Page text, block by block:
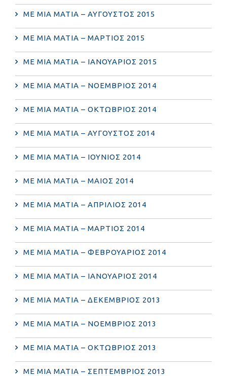
ΜΕ ΜΙΑ ΜΑΤΙΑ – ΑΥΓΟΥΣΤΟΣ 2015
ΜΕ ΜΙΑ ΜΑΤΙΑ – ΜΑΡΤΙΟΣ 2015
ΜΕ ΜΙΑ ΜΑΤΙΑ – ΙΑΝΟΥΑΡΙΟΣ 2015
ΜΕ ΜΙΑ ΜΑΤΙΑ – ΝΟΕΜΒΡΙΟΣ 2014
ΜΕ ΜΙΑ ΜΑΤΙΑ – ΟΚΤΩΒΡΙΟΣ 2014
ΜΕ ΜΙΑ ΜΑΤΙΑ – ΑΥΓΟΥΣΤΟΣ 2014
ΜΕ ΜΙΑ ΜΑΤΙΑ – ΙΟΥΝΙΟΣ 2014
ΜΕ ΜΙΑ ΜΑΤΙΑ – ΜΑΙΟΣ 2014
ΜΕ ΜΙΑ ΜΑΤΙΑ – ΑΠΡΙΛΙΟΣ 2014
ΜΕ ΜΙΑ ΜΑΤΙΑ – ΜΑΡΤΙΟΣ 2014
ΜΕ ΜΙΑ ΜΑΤΙΑ – ΦΕΒΡΟΥΑΡΙΟΣ 2014
ΜΕ ΜΙΑ ΜΑΤΙΑ – ΙΑΝΟΥΑΡΙΟΣ 2014
ΜΕ ΜΙΑ ΜΑΤΙΑ – ΔΕΚΕΜΒΡΙΟΣ 2013
ΜΕ ΜΙΑ ΜΑΤΙΑ – ΝΟΕΜΒΡΙΟΣ 2013
ΜΕ ΜΙΑ ΜΑΤΙΑ – ΟΚΤΩΒΡΙΟΣ 2013
ΜΕ ΜΙΑ ΜΑΤΙΑ – ΣΕΠΤΕΜΒΡΙΟΣ 2013